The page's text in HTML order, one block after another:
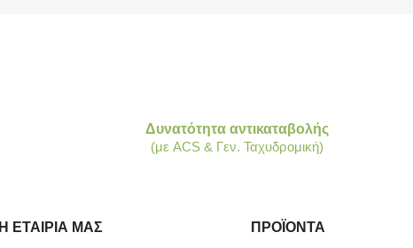
Δυνατότητα αντικαταβολής
(με ACS & Γεν. Ταχυδρομική)
Η ΕΤΑΙΡΊΑ ΜΑΣ ΠΡΟΪΌΝΤΑ